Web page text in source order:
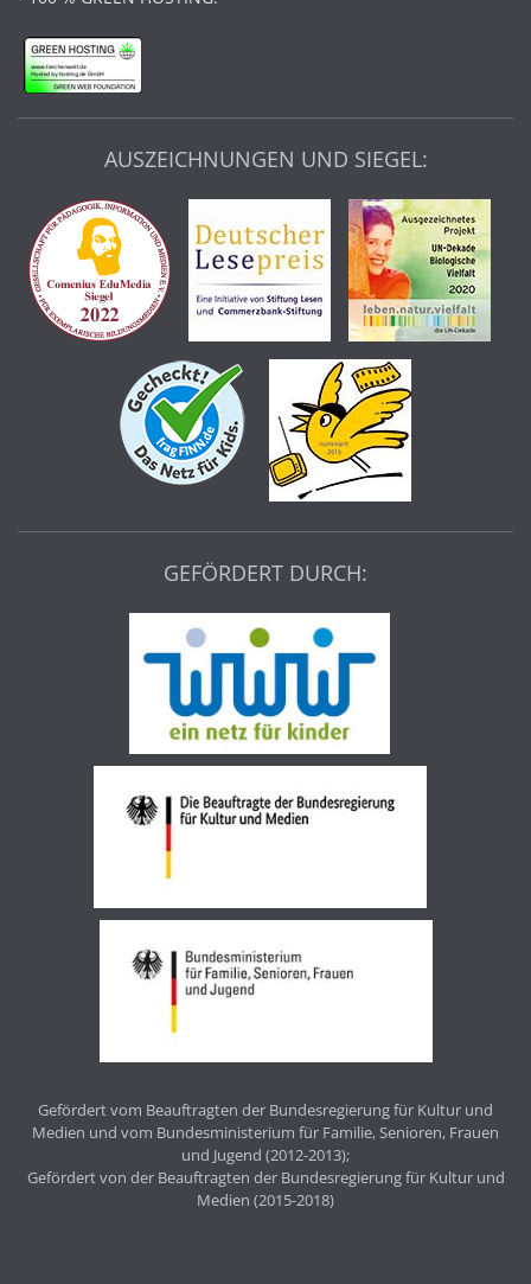
AUSZEICHNUNGEN UND SIEGEL:
GEFÖRDERT DURCH:
Gefördert vom Beauftragten der Bundesregierung für Kultur und
Medien und vom Bundesministerium für Familie, Senioren, Frauen
und Jugend (2012-2013);
Gefördert von der Beauftragten der Bundesregierung für Kultur und
Medien (2015-2018)